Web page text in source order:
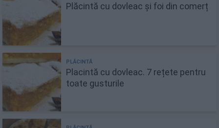
Plăcintă cu dovleac și foi din comerț
Placintă cu dovleac. 7 rețete pentru
toate gusturile